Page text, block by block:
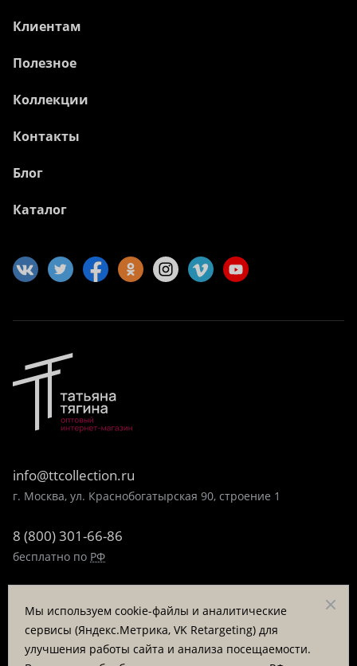
Клиентам
Полезное
Коллекции
Контакты
Блог
Каталог
info@ttcollection.ru
г. Москва, ул. Краснобогатырская 90, строение 1
8 (800) 301-66-86
бесплатно по РФ
пн-пт 9:00-17:00
Заказать звонок
Мы используем cookie-файлы и аналитические
сервисы (Яндекс.Метрика, VK Retargeting) для
улучшения работы сайта и анализа посещаемости.